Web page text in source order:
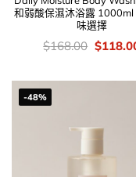
和弱酸保濕沐浴露 1000ml
味選擇
價
錢：
$168.00
price
$
-48%